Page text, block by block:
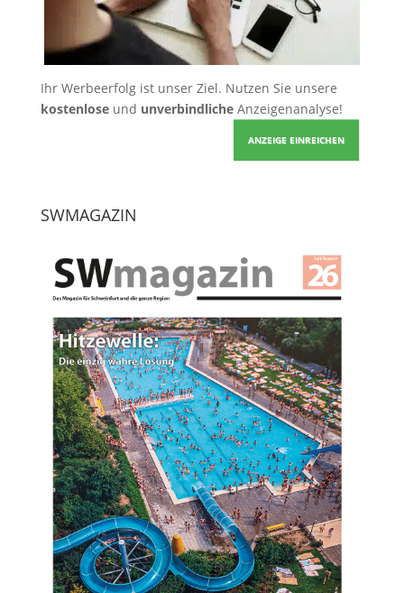
Ihr Werbeerfolg ist unser Ziel. Nutzen Sie unsere
kostenloseund unverbindlicheAnzeigenanalyse!
ANZEIGE EINREICHEN
SWMAGAZIN